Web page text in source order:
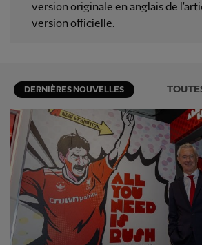
version originale en anglais de
version officielle.
DERNIÈRES NOUVELLES